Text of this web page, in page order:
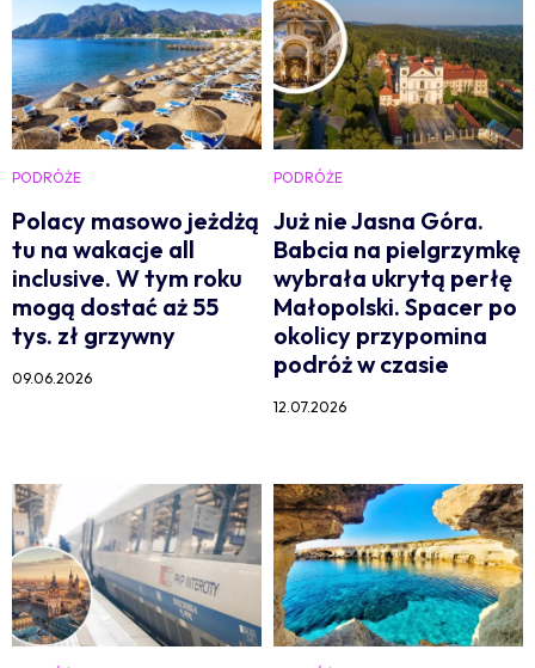
PODRÓŻE
Polacy masowo jeżdżą
tu na wakacje all
inclusive. W tym roku
mogą dostać aż 55
tys. zł grzywny
09.06.2026
PODRÓŻE
Już nie Jasna Góra.
Babcia na pielgrzymkę
wybrała ukrytą perłę
Małopolski. Spacer po
okolicy przypomina
podróż w czasie
12.07.2026